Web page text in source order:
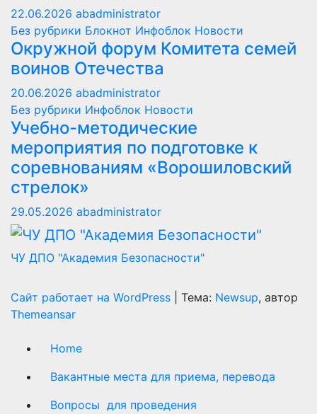
22.06.2026 abadministrator
Без рубрики Блокнот Инфоблок Новости
Окружной форум Комитета семей
воинов Отечества
20.06.2026 abadministrator
Без рубрики Инфоблок Новости
Учебно-методические
мероприятия по подготовке к
соревнованиям «Ворошиловский
стрелок»
29.05.2026 abadministrator
ЧУ ДПО "Академия Безопасности"
Сайт работает на WordPress Тема: Newsup, автор
Themeansar
Home
Вакантные места для приема, перевода
Вопросы для проведения